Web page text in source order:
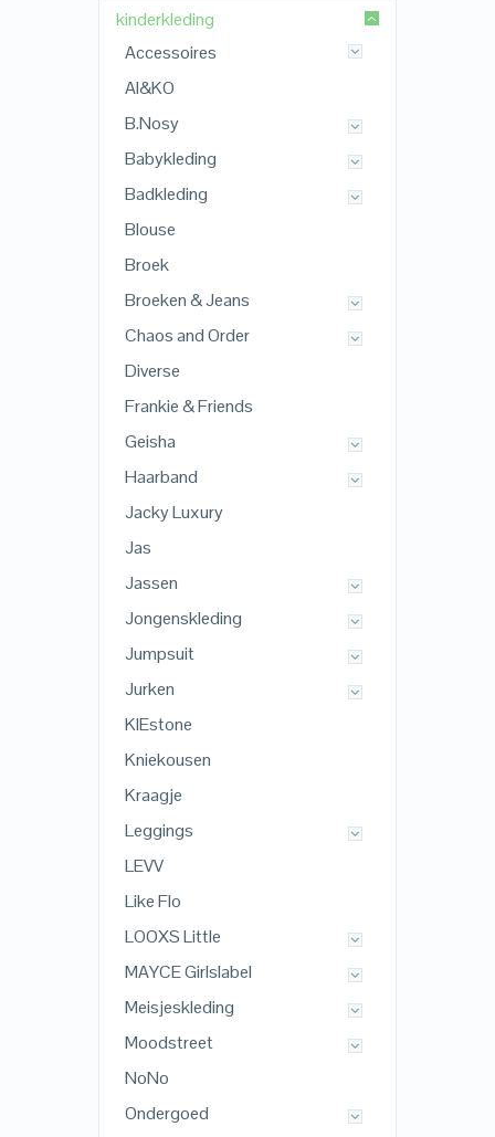
kinderkleding
Accessoires
AI&KO
B.Nosy
Babykleding
Badkleding
Blouse
Broek
Broeken & Jeans
Chaos and Order
Diverse
Frankie & Friends
Geisha
Haarband
Jacky Luxury
Jas
Jassen
Jongenskleding
Jumpsuit
Jurken
KIEstone
Kniekousen
Kraagje
Leggings
LEVV
Like Flo
LOOXS Little
MAYCE Girlslabel
Meisjeskleding
Moodstreet
NoNo
Ondergoed